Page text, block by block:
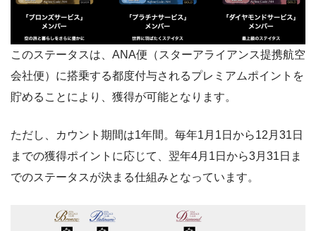
このステータスは、ANA便（スターアライアンス提携航空
会社便）に搭乗する都度付与されるプレミアムポイントを
貯めることにより、獲得が可能となります。
ただし、カウント期間は1年間。毎年1月1日から12月31日
までの獲得ポイントに応じて、翌年4月1日から3月31日ま
でのステータスが決まる仕組みとなっています。